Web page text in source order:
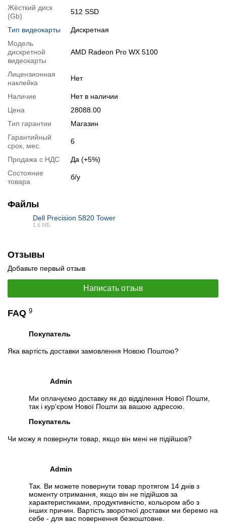
Тестирование видеокарты:
📧Запрос оптовой цены
Отслеживать в Instagram
Жёсткий диск
(Gb)
512 SSD
Тип видеокарты
Дискретная
Модель
дискретной
видеокарты
AMD Radeon Pro WX 5100
Лицензионная
наклейка
Нет
Наличие
Нет в наличии
Цена
28088.00
Тип гарантии
Магазин
Гарантийный
срок, мес.
6
Продажа с НДС
Да (+5%)
Состояние
товара
б/у
Файлы
Dell Precision 5820 Tower
1.6 МБ
Отзывы
Добавьте первый отзыв
Написать отзыв
FAQ 9
Покупатель
Яка вартість доставки замовлення Новою Поштою?
Admin
Ми оплачуємо доставку як до відділення Нової Пошти,
так і кур'єром Нової Пошти за вашою адресою.
Покупатель
Чи можу я повернути товар, якщо він мені не підійшов?
Admin
Так. Ви можете повернути товар протягом 14 днів з
моменту отримання, якщо він не підійшов за
характеристиками, продуктивністю, кольором або з
інших причин. Вартість зворотної доставки ми беремо на
себе - для вас повернення безкоштовне.